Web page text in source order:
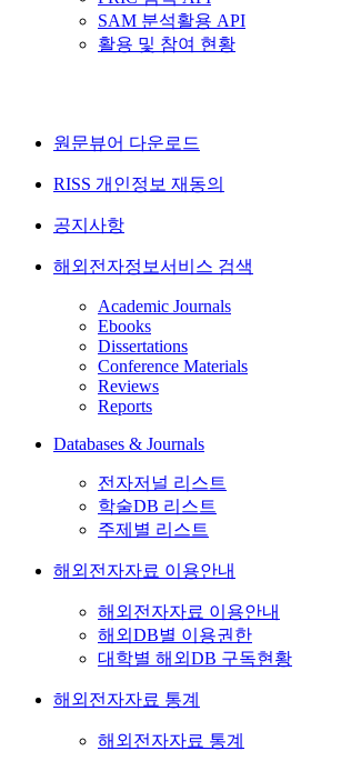
SAM 분석활용 API
활용 및 참여 현황
원문뷰어 다운로드
RISS 개인정보 재동의
공지사항
해외전자정보서비스 검색
Academic Journals
Ebooks
Dissertations
Conference Materials
Reviews
Reports
Databases & Journals
전자저널 리스트
학술DB 리스트
주제별 리스트
해외전자자료 이용안내
해외전자자료 이용안내
해외DB별 이용권한
대학별 해외DB 구독현황
해외전자자료 통계
해외전자자료 통계